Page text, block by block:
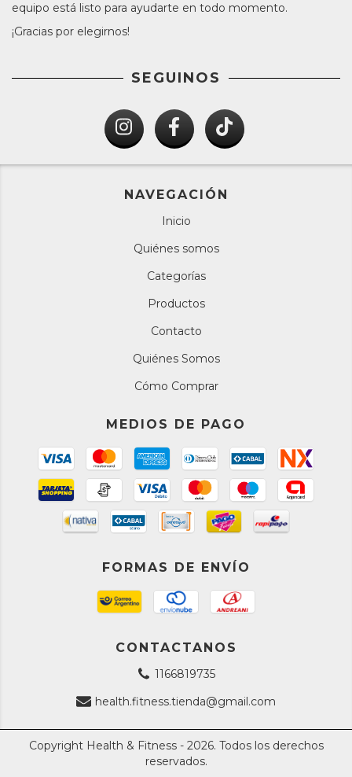
equipo está listo para ayudarte en todo momento.
¡Gracias por elegirnos!
SEGUINOS
NAVEGACIÓN
Inicio
Quiénes somos
Categorías
Productos
Contacto
Quiénes Somos
Cómo Comprar
MEDIOS DE PAGO
FORMAS DE ENVÍO
CONTACTANOS
1166819735
health.fitness.tienda@gmail.com
Copyright Health & Fitness - 2026. Todos los derechos
reservados.